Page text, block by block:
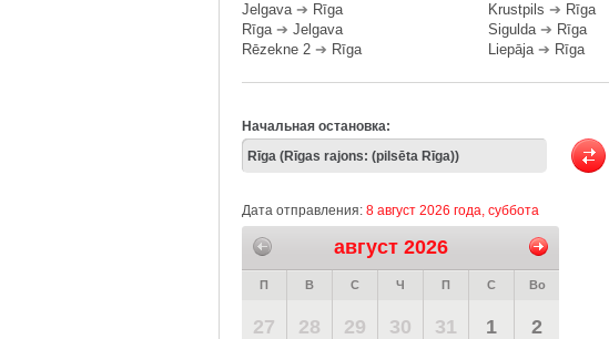
Jelgava➔ Rīga
Rīga➔ Jelgava
Rēzekne 2 ➔ Rīga
Krustpils ➔ Rīga
Sigulda➔ Rīga
Liepāja➔ Rīga
Начальная остановка:
Дата отправления: 8 август 2026 года, суббота
август 2026
П В С Ч П С Во
27 28 29 30 31 1 2